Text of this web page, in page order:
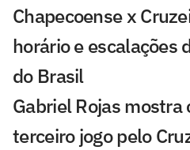
Chapecoense x
horário e escalações
do Brasil
Gabriel Rojas mostra
terceiro jogo pelo